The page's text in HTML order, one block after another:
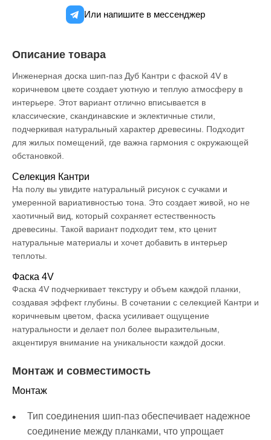
Или напишите в мессенджер
Описание товара
Инженерная доска шип-паз Дуб Кантри с фаской 4V в
коричневом цвете создает уютную и теплую атмосферу в
интерьере. Этот вариант отлично вписывается в
классические, скандинавские и эклектичные стили,
подчеркивая натуральный характер древесины. Подходит
для жилых помещений, где важна гармония с окружающей
обстановкой.
Селекция Кантри
На полу вы увидите натуральный рисунок с сучками и
умеренной вариативностью тона. Это создает живой, но не
хаотичный вид, который сохраняет естественность
древесины. Такой вариант подходит тем, кто ценит
натуральные материалы и хочет добавить в интерьер
теплоты.
Фаска 4V
Фаска 4V подчеркивает текстуру и объем каждой планки,
создавая эффект глубины. В сочетании с селекцией Кантри и
коричневым цветом, фаска усиливает ощущение
натуральности и делает пол более выразительным,
акцентируя внимание на уникальности каждой доски.
Монтаж и совместимость
Монтаж
Тип соединения шип-паз обеспечивает надежное
соединение между планками, что упрощает